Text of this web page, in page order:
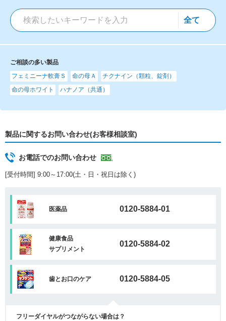
ご相談の多い製品
フェミニーナ軟膏Ｓ
命の母Ａ
チクナイン（顆粒、錠剤）
命の母ホワイト
ハナノア（共通）
製品に関するお問い合わせ(お客様相談室)
お電話でのお問い合わせ
[受付時間] 9:00～17:00(土・日・祝日は除く)
医薬品 0120-5884-01
健康食品
サプリメント
0120-5884-02
歯とお口のケア 0120-5884-05
フリーダイヤルがつながらない場合は？